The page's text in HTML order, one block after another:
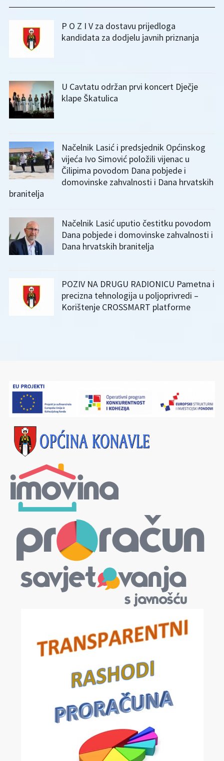
P O Z I V za dostavu prijedloga
kandidata za dodjelu javnih priznanja
U Cavtatu održan prvi koncert Dječje
klape Škatulica
Načelnik Lasić i predsjednik Općinskog
vijeća Ivo Simović položili vijenac u
Čilipima povodom Dana pobjede i
domovinske zahvalnosti i Dana hrvatskih
branitelja
Načelnik Lasić uputio čestitku povodom
Dana pobjede i domovinske zahvalnosti i
Dana hrvatskih branitelja
POZIV NA DRUGU RADIONICU Pametna i
precizna tehnologija u poljoprivredi –
Korištenje CROSSMART platforme